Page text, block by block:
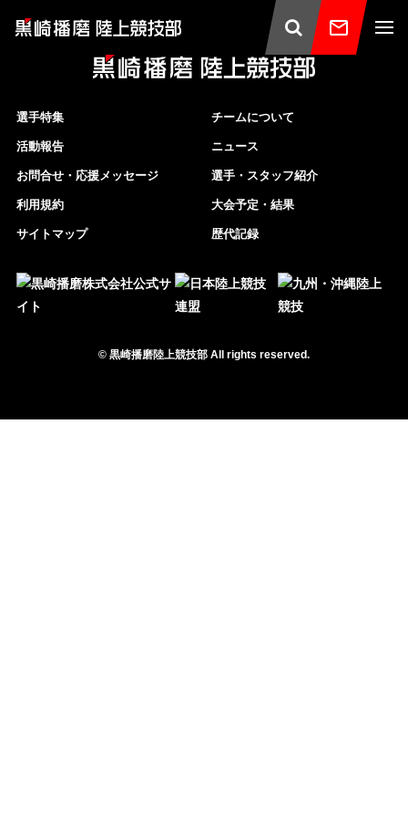
© 黒崎播磨陸上競技部 All rights reserved.
チームについて
ニュース
選手・スタッフ紹介
大会予定・結果
歴代記録
選手特集
活動報告
お問合せ・応援メッセージ
利用規約
サイトマップ